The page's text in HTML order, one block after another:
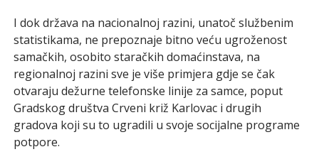
I dok država na nacionalnoj razini, unatoč službenim
statistikama, ne prepoznaje bitno veću ugroženost
samačkih, osobito staračkih domaćinstava, na
regionalnoj razini sve je više primjera gdje se čak
otvaraju dežurne telefonske linije za samce, poput
Gradskog društva Crveni križ Karlovac i drugih
gradova koji su to ugradili u svoje socijalne programe
potpore.